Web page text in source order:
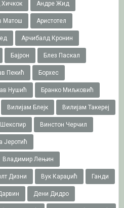
Андре Жид
Матош Аристотел
Арчибалд Кронин
Бајрон Блез Паскал
Пекић Борхес
Нушић Бранко Миљковић
Вилијам Блејк Вилијам Такереj
Винстон Черчил
Јеротић
Владимир Лењин
Дизни Вук Караџић Ганди
Дени Дидро